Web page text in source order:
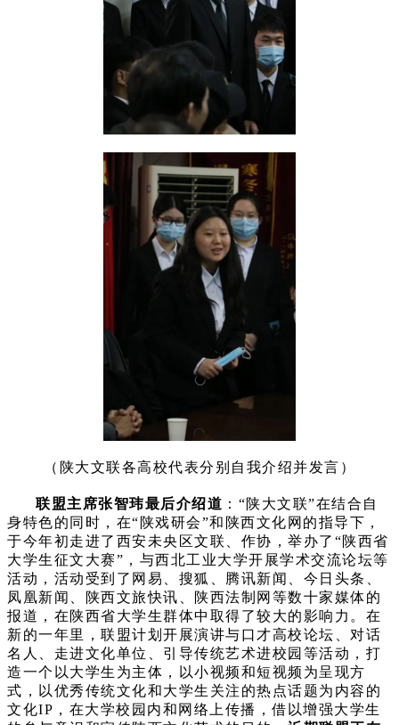
（陕大文联各高校代表分别自我介绍并发言）
联盟主席张智玮最后介绍道 ：“陕大文联”在结合自
身特色的同时，在“陕戏研会”和陕西文化网的指导下，
于今年初走进了西安未央区文联、作协，举办了“陕西省
大学生征文大赛”，与西北工业大学开展学术交流论坛等
活动，活动受到了网易、搜狐、腾讯新闻、今日头条、
凤凰新闻、陕西文旅快讯、陕西法制网等数十家媒体的
报道，在陕西省大学生群体中取得了较大的影响力。在
新的一年里，联盟计划开展演讲与口才高校论坛、对话
名人、走进文化单位、引导传统艺术进校园等活动，打
造一个以大学生为主体，以小视频和短视频为呈现方
式，以优秀传统文化和大学生关注的热点话题为内容的
文化IP，在大学校园内和网络上传播，借以增强大学生